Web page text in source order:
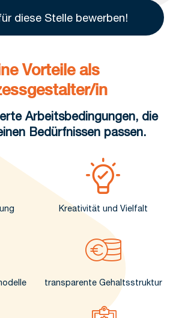
diese Stelle bewerben!
Vorteile als
in
Arbeitsbedingungen, die
Bedürfnissen passen.
Kreativität und Vielfalt
transparente Gehaltsstruktur